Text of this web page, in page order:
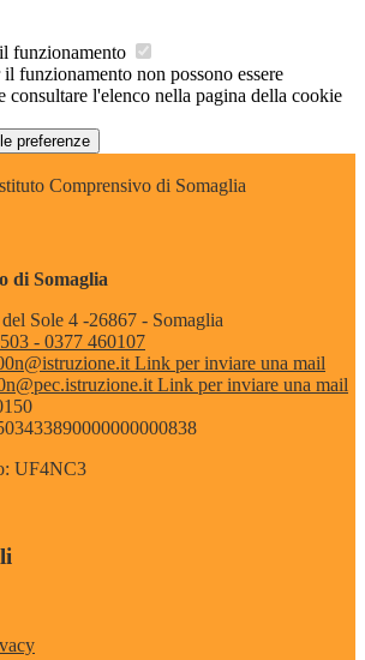
funzionamento
funzionamento non possono essere
consultare l'elenco nella pagina della cookie
preferenze
Comprensivo di Somaglia
di Somaglia
Sole 4 -26867 - Somaglia
- 0377 460107
Link per inviare una mail
Link per inviare una mail
UF4NC3